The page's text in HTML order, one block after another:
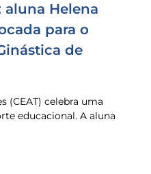
aluna Helena
para o
de
(CEAT) celebra uma
educacional. A aluna